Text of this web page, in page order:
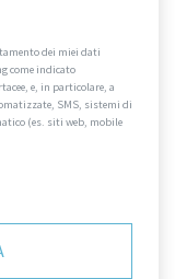
dei miei dati
come indicato
e, in particolare, a
SMS, sistemi di
(es. siti web, mobile